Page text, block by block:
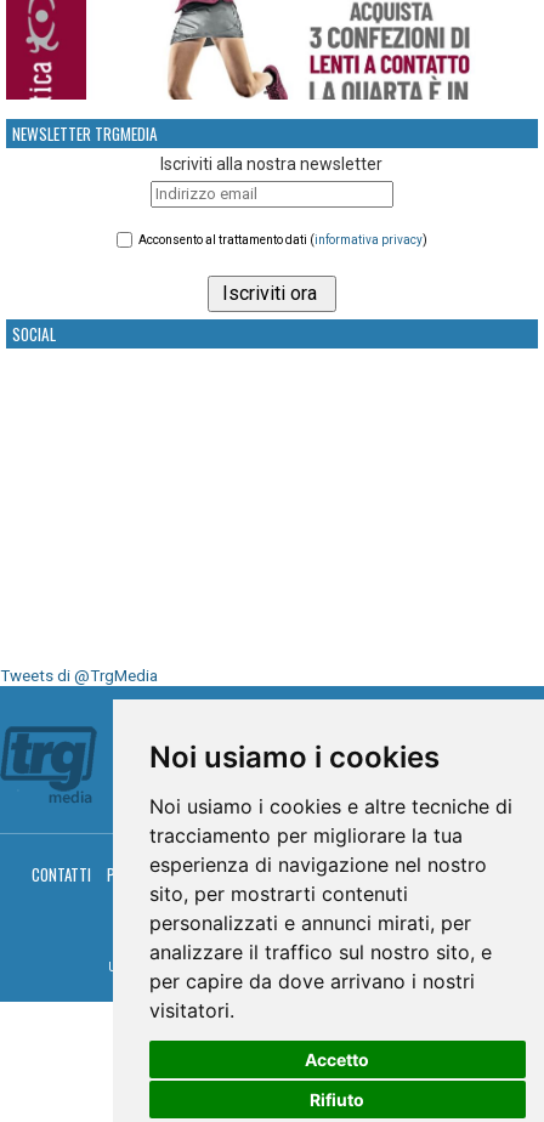
Noi usiamo i cookies
Noi usiamo i cookies e altre tecniche di
tracciamento per migliorare la tua
esperienza di navigazione nel nostro
sito, per mostrarti contenuti
personalizzati e annunci mirati, per
analizzare il traffico sul nostro sito, e
per capire da dove arrivano i nostri
visitatori.
Accetto
Rifiuto
NEWSLETTER TRGMEDIA
Iscriviti alla nostra newsletter
Acconsento al trattamento dati (informativa privacy)
SOCIAL
Tweets di @TrgMedia
CONTATTI PRIVACY COOKIES PALINSESTO DIRETTA TV
DIRETTA RADIO
RGM HITRADIO
© TRG Media 2005-2026
Umbria Televisioni s.r.l. - P.I.00496230541 - - Powered by